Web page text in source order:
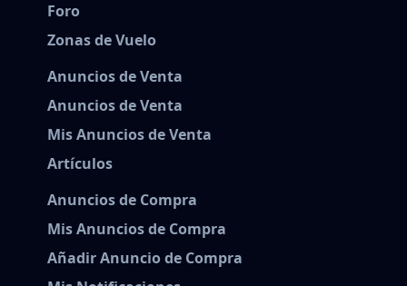
Foro
Zonas de Vuelo
Anuncios de Venta
Anuncios de Venta
Mis Anuncios de Venta
Artículos
Anuncios de Compra
Mis Anuncios de Compra
Añadir Anuncio de Compra